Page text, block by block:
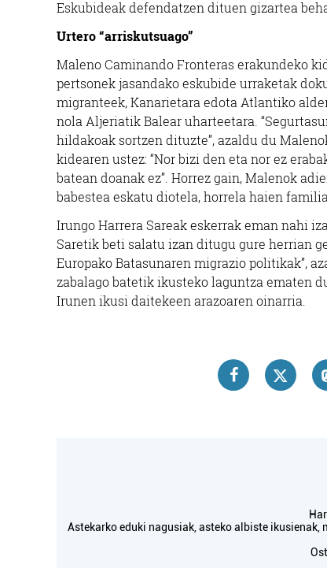
Eskubideak defendatzen dituen gizartea
Urtero “arriskutsuago”
Maleno Caminando Fronteras erakundeko
pertsonek jasandako eskubide urraketak
migranteek, Kanarietara edota Atlantiko
nola Aljeriatik Balear uharteetara.
hildakoak sortzen dituzte”, azaldu du
kidearen ustez: “Nor bizi den eta nor ez
batean doanak ez”. Horrez gain, Malenok
babestea eskatu diotela, horrela haien
Irungo Harrera Sareak eskerrak eman nahi
Saretik beti salatu izan ditugu gure herrian
Europako Batasunaren migrazio politikak”,
zabalago batetik ikusteko laguntza ematen
Irunen ikusi daitekeen arazoaren oinarria.
Astekarko eduki nagusiak, asteko albiste